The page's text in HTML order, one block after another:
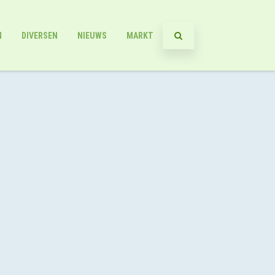
DIVERSEN NIEUWS MARKT